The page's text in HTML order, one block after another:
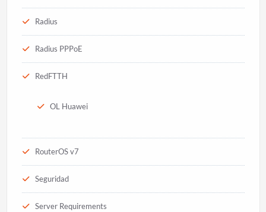
Radius
Radius PPPoE
RedFTTH
OL Huawei
RouterOS v7
Seguridad
Server Requirements